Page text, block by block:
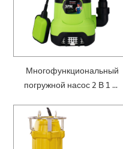
Многофункциональный
погружной насос 2 В 1 —